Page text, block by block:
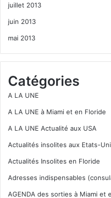
juillet 2013
juin 2013
mai 2013
Catégories
A LA UNE
A LA UNE à Miami et en Floride
A LA UNE Actualité aux USA
Actualités insolites aux Etats-
Actualités Insolites en Floride
Adresses indispensables
AGENDA des sorties à Miami et